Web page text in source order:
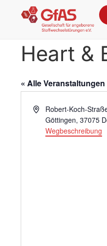
Heart &
« Alle Veranstaltungen
A
Robert-Koch-
Göttingen, 37075
Wegbeschreibung